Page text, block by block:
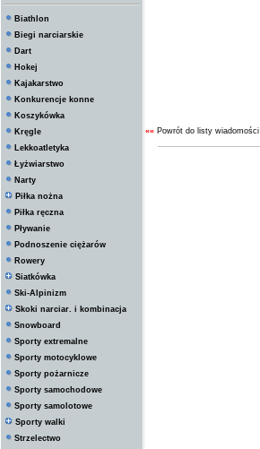
Biathlon
Biegi narciarskie
Dart
Hokej
Kajakarstwo
Konkurencje konne
Koszykówka
Kręgle
Lekkoatletyka
Łyżwiarstwo
Narty
Piłka nożna
Piłka ręczna
Pływanie
Podnoszenie ciężarów
Rowery
Siatkówka
Ski-Alpinizm
Skoki narciar. i kombinacja
Snowboard
Sporty extremalne
Sporty motocyklowe
Sporty pożarnicze
Sporty samochodowe
Sporty samolotowe
Sporty walki
Strzelectwo
«« Powrót do listy wiadomości